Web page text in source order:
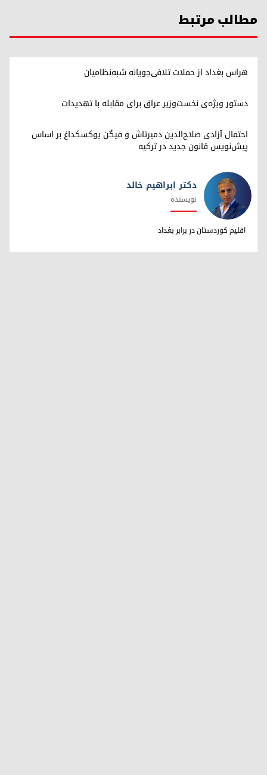
مطالب مرتبط
هراس بغداد از حملات تلافی‌جویانه شبه‌نظامیان
دستور ویژه‌ی نخست‌وزیر عراق برای مقابله با تهدیدات
احتمال آزادی صلاح‌الدین دمیرتاش و فیگن یوکسکداغ بر اساس
پیش‌نویس قانون جدید در ترکیه
دکتر ابراهیم خالد
دکتر ابراهیم خالد
نویسنده
اقلیم کوردستان در برابر بغداد